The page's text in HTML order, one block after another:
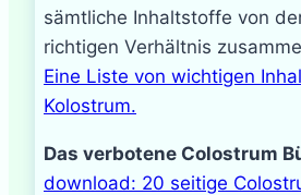
sämtliche Inhaltstoffe von
richtigen Verhältnis
Eine Liste von wichtigen
Kolostrum.
Das verbotene Colostrum
download: 20 seitige